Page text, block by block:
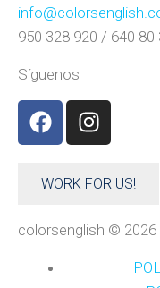
950 328 920 / 640 80
Síguenos
WORK FOR US!
colorsenglish ©